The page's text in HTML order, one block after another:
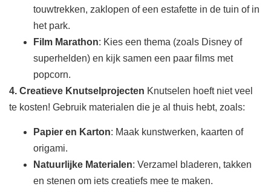
touwtrekken, zaklopen of een estafette in de tuin of in
het park.
Film Marathon: Kies een thema (zoals Disney of
superhelden) en kijk samen een paar films met
popcorn.
4. Creatieve Knutselprojecten Knutselen hoeft niet veel
te kosten! Gebruik materialen die je al thuis hebt, zoals:
Papier en Karton: Maak kunstwerken, kaarten of
origami.
Natuurlijke Materialen: Verzamel bladeren, takken
en stenen om iets creatiefs mee te maken.